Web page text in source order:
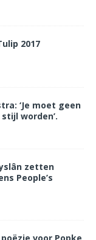
2017
‘Je moet geen
worden’.
zetten
People’s